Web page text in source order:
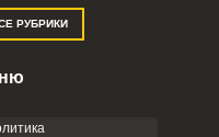
с
РУБРИКИ